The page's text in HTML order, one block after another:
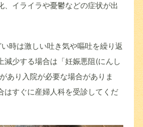
、イライラや憂鬱などの症状が出
時は激しい吐き気や嘔吐を繰り返
減少する場合は「妊娠悪阻(にんし
あり入院が必要な場合がありま
はすぐに産婦人科を受診してくだ